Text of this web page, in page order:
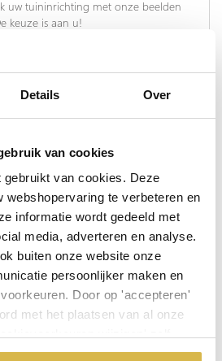
Details Over
van cookies
van cookies. Deze
webshopervaring te verbeteren en
informatie wordt gedeeld met
media, adverteren en analyse.
buiten onze website onze
persoonlijker maken en
Door op 'accepteren'
met het plaatsen van al onze
jouw akkoord krijgen. En door te
uw tuininrichting met onze beelden
keuze is aan u!
bezocht heeft, weet hoe
kan zijn, als de natuur en kunst een
bereiken. Of het tuinbeeld gemaakt
de mooiste beelden voor in de
kopen is altijd veilig en
maat
onze kunstenaars uw ideeën
perfect is en volledig naar uw wens.
figuren, in de vorm van vogels
een natuurlijke uitstraling. Met
gemaakt van bijvoorbeeld